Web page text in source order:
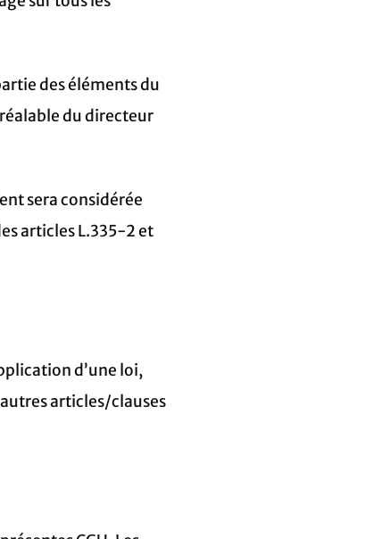
des éléments du
du directeur
sera considérée
articles L.335-2 et
d’une loi,
articles/clauses